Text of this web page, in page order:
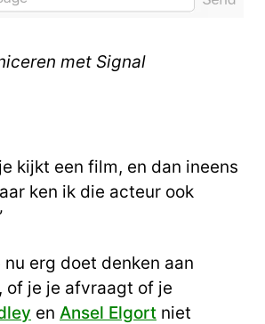
met Signal
kijkt een film, en dan ineens
ken ik die acteur ook
nu erg doet denken aan
, of je je afvraagt of je
en Ansel Elgort niet